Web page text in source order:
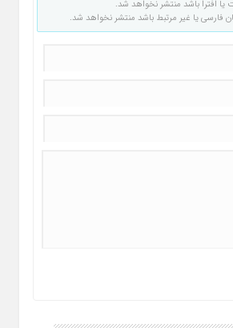
افترا باشد منتشر نخواهد شد.
فارسی یا غیر مرتبط باشد منتشر نخواهد شد.